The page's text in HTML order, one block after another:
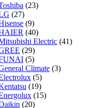
(23)
(27)
(9)
(40)
Electric (41)
(29)
(5)
Climate (3)
(5)
(19)
(15)
(20)